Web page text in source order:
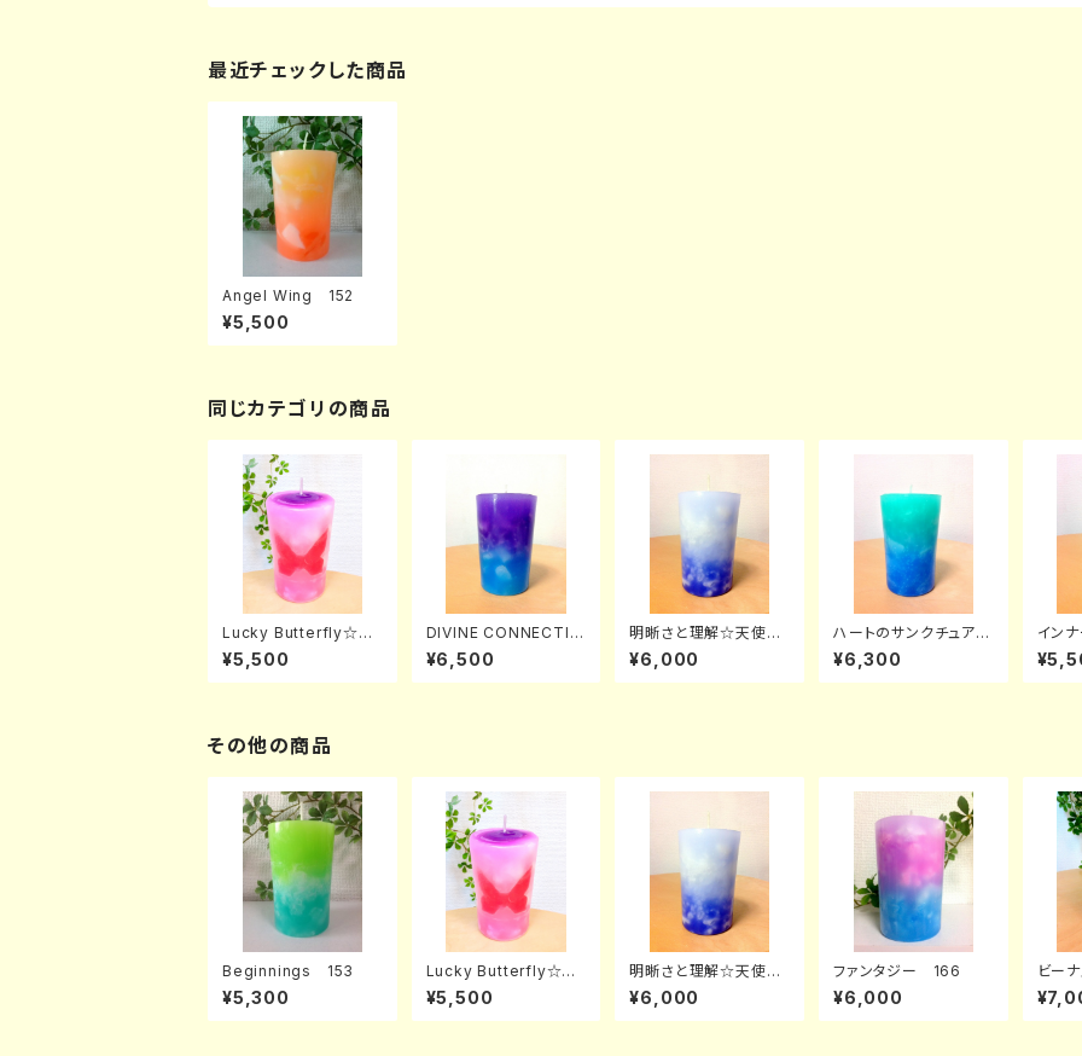
最近チェックした商品
Angel Wing 152
¥5,500
同じカテゴリの商品
Lucky Butterfly☆女
神の飛躍
¥5,500
DIVINE CONNECTIO
N ～神聖なつながり
～ 176
¥6,500
明晰さと理解☆天使の
クリアリング 175
¥6,000
ハートのサンクチュア
リ 174
¥6,300
イン
し
その他の商品
Beginnings 153
¥5,300
Lucky Butterfly☆女
神の飛躍
¥5,500
明晰さと理解☆天使の
クリアリング 175
¥6,000
ファンタジー 166
¥6,000
ビー